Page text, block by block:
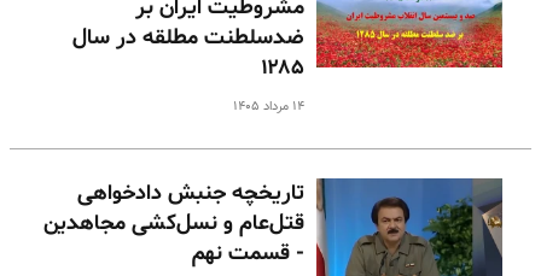
مشروطیت ایران بر
ضدسلطنت مطلقه در سال
۱۲۸۵
۱۴ مرداد ۱۴۰۵
تاریخچه جنبش دادخواهی
قتل‌عام و نسل‌کشی مجاهدین
- قسمت نهم